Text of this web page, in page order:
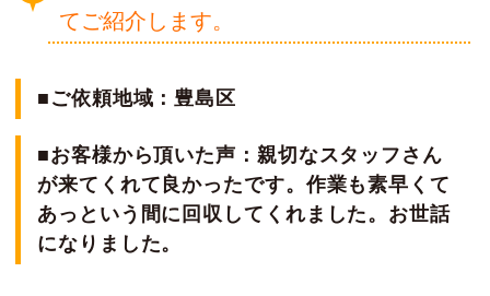
てご紹介します。
■ご依頼地域：豊島区
■お客様から頂いた声：親切なスタッフさん
が来てくれて良かったです。作業も素早くて
あっという間に回収してくれました。お世話
になりました。